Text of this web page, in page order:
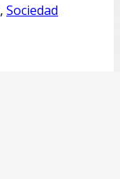
, Sociedad